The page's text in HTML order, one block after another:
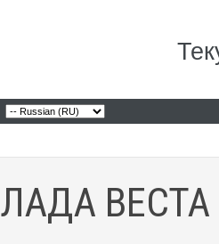
ЛАДА ВЕСТА